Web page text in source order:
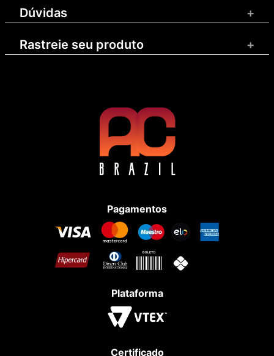
Dúvidas +
Rastreie seu produto +
Pagamentos
Plataforma
Certificado